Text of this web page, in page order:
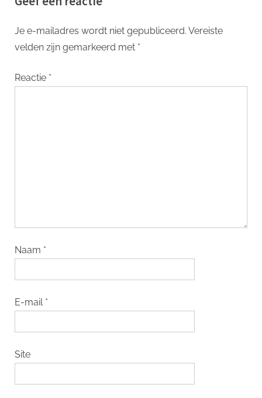
Je e-mailadres wordt niet gepubliceerd. Vereiste
velden zijn gemarkeerd met *
Reactie *
Naam *
E-mail *
Site